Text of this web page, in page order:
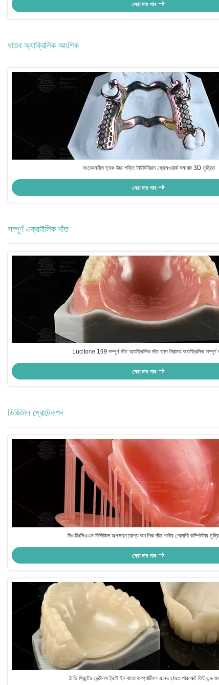
সেরা দাম পান
ধাতব অ্যাক্রিলিক আংশিক
সংবেদনশীল ত্বক উচ্চ শক্তি টাইটানিয়াম ফ্রেমওয়ার্ক সমাধান 3D মুদ্রিত
সেরা দাম পান
সম্পূর্ণ এক্রাইলিক দাঁত
Lucitone 199 সম্পূর্ণ দাঁত অ্যাক্রিলিক দাঁত তাপ নিরাময় অ্যাক্রিলিক সম্পূর্ণ
সেরা দাম পান
ডিজিটাল প্রোটেকশন
সিএডি/সিএএম ডিজিটাল অপসারণযোগ্য আংশিক দাঁত গভীর গোলাপী কম্পিউটার
সেরা দাম পান
3 ডি প্রিন্টেড ডেন্টালস ট্রাই ইন বায়ো কম্প্যাটিবল এ১/এ২/এ৩ পারফেক্ট ফিট এন্ড